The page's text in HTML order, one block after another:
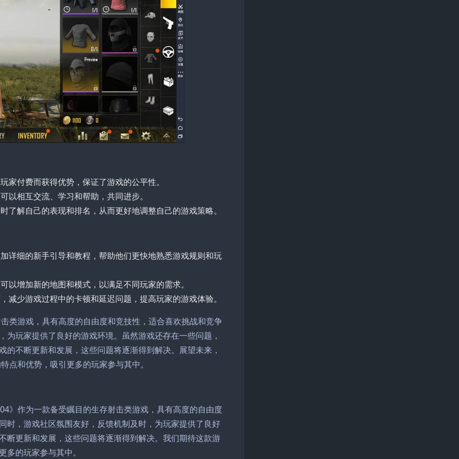
家付费而获得优势，保证了游戏的公平性。
以相互交流、学习和帮助，共同进步。
了解自己的表现和排名，从而更好地调整自己的游戏策略。
详细的新手引导和教程，帮助他们更快地熟悉游戏规则和玩
增加新的地图和模式，以满足不同玩家的需求。
减少游戏过程中的卡顿和延迟问题，提高玩家的游戏体验。
类游戏，具有高度的自由度和竞技性，适合喜欢挑战和竞争
玩家提供了良好的游戏环境。虽然游戏还存在一些问题，
不断更新和发展，这些问题将逐渐得到解决。展望未来，
点和优势，吸引更多的玩家参与其中。
》作为一款备受瞩目的生存射击类游戏，具有高度的自由度
时，游戏社区氛围友好，反馈机制及时，为玩家提供了良好
断更新和发展，这些问题将逐渐得到解决。我们期待这款游
的玩家参与其中。